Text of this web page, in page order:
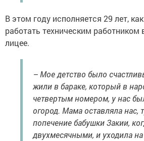
В этом году исполняется 29 лет,
работать техническим
лицее.
– Мое детство было
жили в бараке, который в
четвертым номером, у нас
огород. Мама оставляла нас,
попечение бабушки Закии,
двухмесячными, и уходила